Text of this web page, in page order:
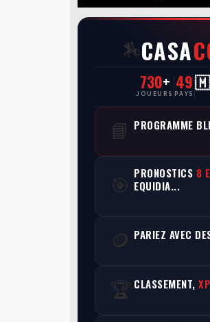
🏇CASA
730+
JOUEURS
49
PAYS
📘 PROGRAMME
🎯 PRONOSTICS 8
EQUIDIA...
🪙 PARIEZ AVEC
🏆 CLASSEMENT, XP